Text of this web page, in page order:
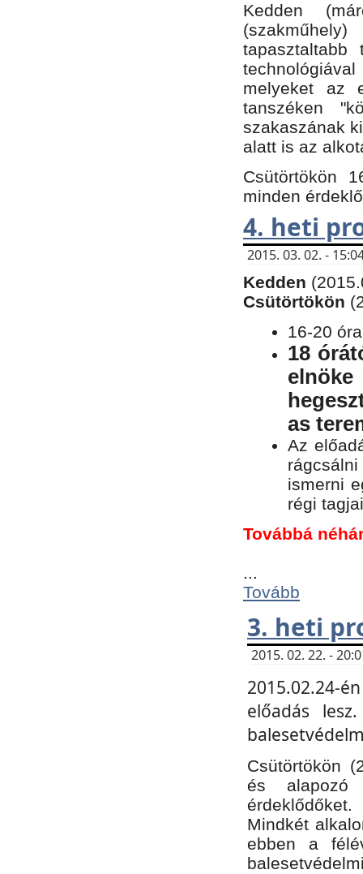
Kedden
tapasztaltabb
melyeket az
tanszéken
szakaszának
alatt is az
Csütörtökön
minden
4. heti
2015. 03. 02. -
Kedden
Csütörtökön
16-20
18
as
Az
ismerni
régi
Továbbá
...
Tovább
3. heti
2015. 02. 22. -
2015.02.24-
előadás
Csütörtökön
és alapozó
érdeklődőket.
Mindkét
ebben a